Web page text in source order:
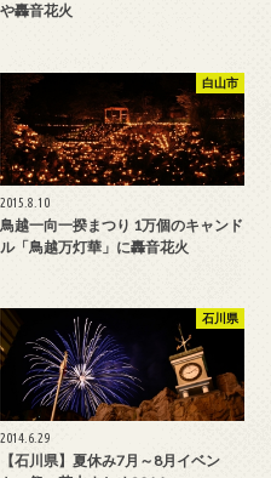
や轟音花火
白山市
2015.8.10
鳥越一向一揆まつり 1万個のキャンド
ル「鳥越万灯華」に轟音花火
石川県
2014.6.29
【石川県】夏休み7月～8月イベン